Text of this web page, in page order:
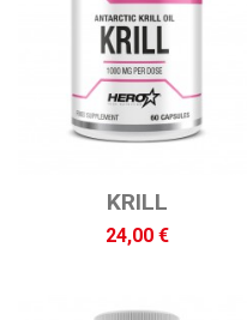
KRILL
24,00 €